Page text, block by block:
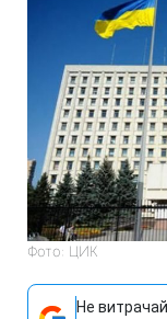
Фото: ЦИК
Не